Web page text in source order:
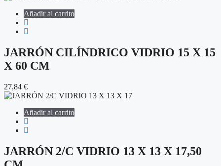
Añadir al carrito
JARRÓN CILÍNDRICO VIDRIO 15 X 15
X 60 CM
27,84 €
Añadir al carrito
JARRÓN 2/C VIDRIO 13 X 13 X 17,50